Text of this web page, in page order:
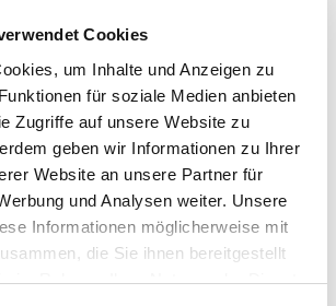
Cookies
um Inhalte und Anzeigen zu
für soziale Medien anbieten
Zugriffe auf unsere Website zu
geben wir Informationen zu Ihrer
Website an unsere Partner für
und Analysen weiter. Unsere
Informationen möglicherweise mit
die Sie ihnen bereitgestellt
im Rahmen Ihrer Nutzung der Dienste